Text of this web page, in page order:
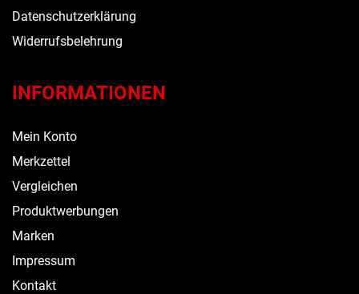
Datenschutzerklärung
Widerrufsbelehrung
INFORMATIONEN
Mein Konto
Merkzettel
Vergleichen
Produktwerbungen
Marken
Impressum
Kontakt